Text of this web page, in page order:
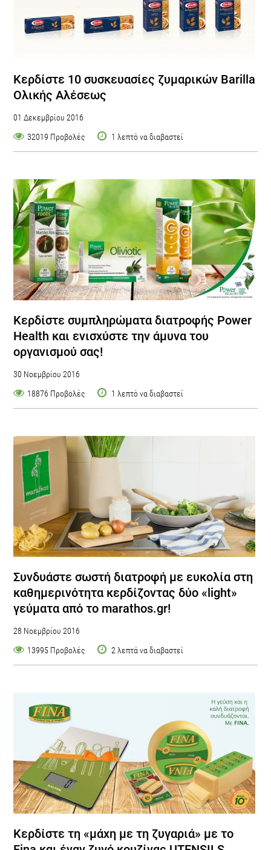
Κερδίστε 10 συσκευασίες ζυμαρικών Barilla
Ολικής Αλέσεως
01 Δεκεμβρίου 2016
32019 Προβολές
1 λεπτό να διαβαστεί
Κερδίστε συμπληρώματα διατροφής Power
Health και ενισχύστε την άμυνα του
οργανισμού σας!
30 Νοεμβρίου 2016
18876 Προβολές
1 λεπτό να διαβαστεί
Συνδυάστε σωστή διατροφή με ευκολία στη
καθημερινότητα κερδίζοντας δύο «light»
γεύματα από το marathos.gr!
28 Νοεμβρίου 2016
13995 Προβολές
2 λεπτά να διαβαστεί
Κερδίστε τη «μάχη με τη ζυγαριά» με το